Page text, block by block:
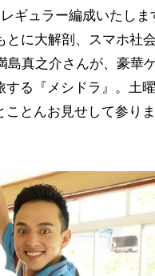
ギュラー編成いたしま
に大解剖、スマホ社
真之介さんが、豪華
る『メシドラ』。土
とんお見せして参り